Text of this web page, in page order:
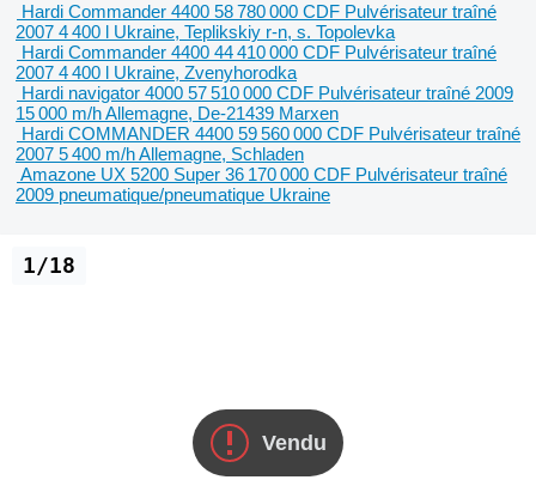
Hardi Commander 4400 58 780 000 CDF Pulvérisateur traîné
2007 4 400 l Ukraine, Teplikskiy r-n, s. Topolevka
Hardi Commander 4400 44 410 000 CDF Pulvérisateur traîné
2007 4 400 l Ukraine, Zvenyhorodka
Hardi navigator 4000 57 510 000 CDF Pulvérisateur traîné 2009
15 000 m/hAllemagne, De-21439 Marxen
Hardi COMMANDER 4400 59 560 000 CDF Pulvérisateur traîné
2007 5 400 m/hAllemagne, Schladen
Amazone UX 5200 Super 36 170 000 CDF Pulvérisateur traîné
2009 pneumatique/pneumatique Ukraine
Vendu
1/18